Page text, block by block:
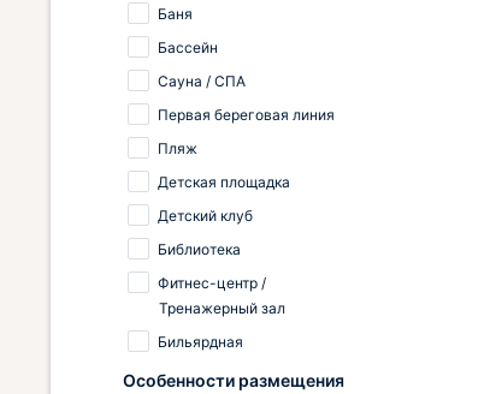
Баня
Бассейн
Сауна / СПА
Первая береговая линия
Пляж
Детская площадка
Детский клуб
Библиотека
Фитнес-центр /
Тренажерный зал
Бильярдная
Особенности размещения